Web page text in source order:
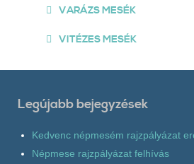
VARÁZS MESÉK
VITÉZES MESÉK
Legújabb bejegyzések
Kedvenc népmesém rajzpályázat
Népmese rajzpályázat felhívás